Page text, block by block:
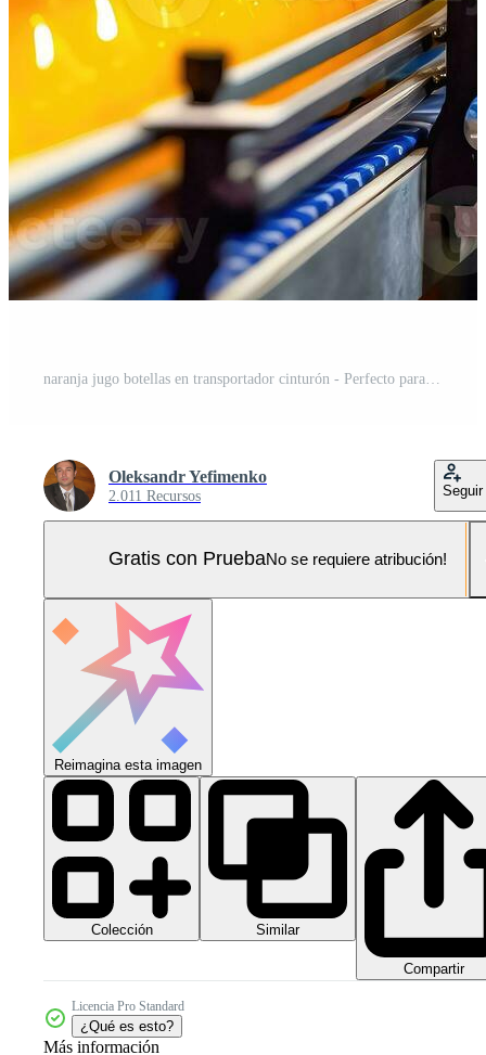
Oleksandr Yefimenko
2.011 Recursos Seguir
Gratis con PruebaNo se requiere atribución!
Reimagina esta imagen
Colección Similar
Compartir
Licencia Pro Standard
¿Qué es esto?
Más información